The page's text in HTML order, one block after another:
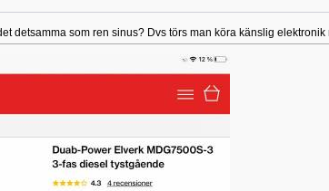
detsamma som ren sinus? Dvs törs man köra känslig elektronik